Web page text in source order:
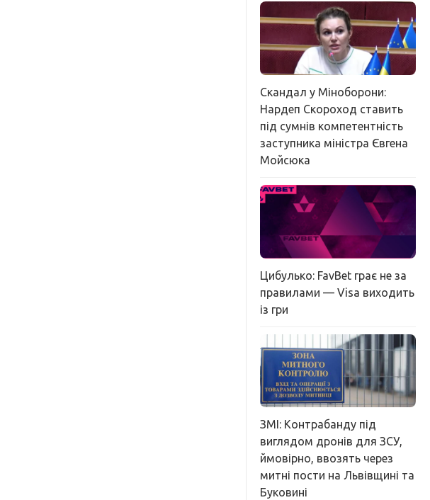
Скандал у Міноборони:
Нардеп Скороход ставить
під сумнів компетентність
заступника міністра Євгена
Мойсюка
Цибулько: FavBet грає не за
правилами — Visa виходить
із гри
ЗМІ: Контрабанду під
виглядом дронів для ЗСУ,
ймовірно, ввозять через
митні пости на Львівщині та
Буковині